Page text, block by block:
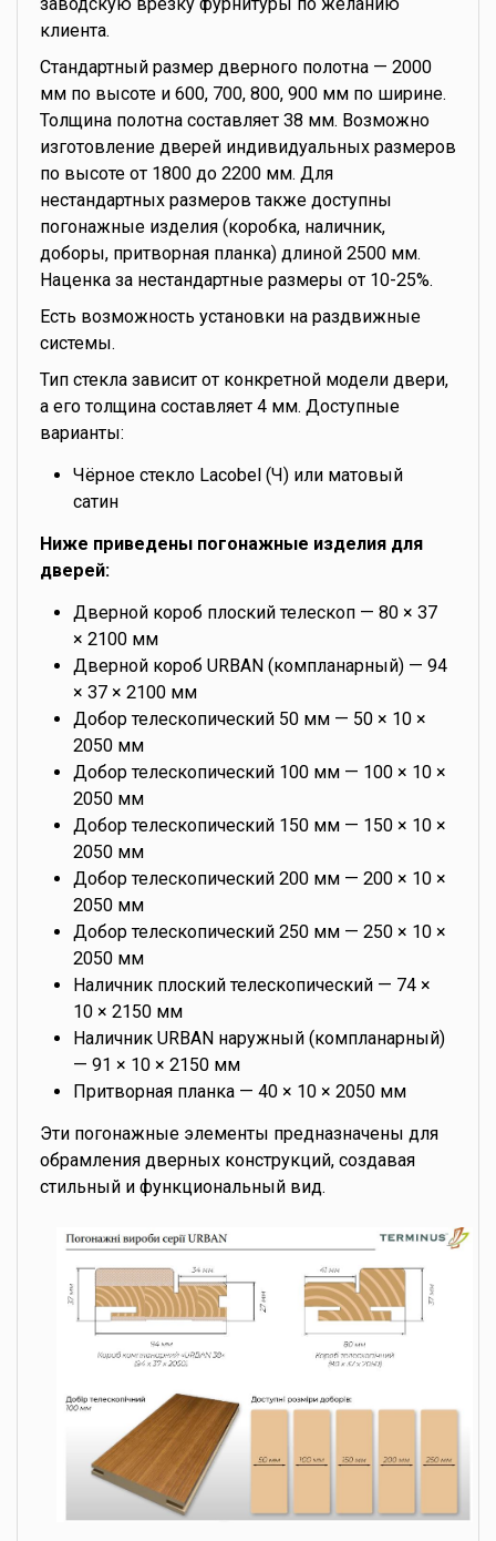
заводскую врезку фурнитуры по желанию
клиента.
Стандартный размер дверного полотна — 2000
мм по высоте и 600, 700, 800, 900 мм по ширине.
Толщина полотна составляет 38 мм. Возможно
изготовление дверей индивидуальных размеров
по высоте от 1800 до 2200 мм. Для
нестандартных размеров также доступны
погонажные изделия (коробка, наличник,
доборы, притворная планка) длиной 2500 мм.
Наценка за нестандартные размеры от 10-25%.
Есть возможность установки на раздвижные
системы.
Тип стекла зависит от конкретной модели двери,
а его толщина составляет 4 мм. Доступные
варианты:
Чёрное стекло Lacobel (Ч) или матовый
сатин
Ниже приведены погонажные изделия для
дверей:
Дверной короб плоский телескоп — 80 × 37
× 2100 мм
Дверной короб URBAN (компланарный) — 94
× 37 × 2100 мм
Добор телескопический 50 мм — 50 × 10 ×
2050 мм
Добор телескопический 100 мм — 100 × 10 ×
2050 мм
Добор телескопический 150 мм — 150 × 10 ×
2050 мм
Добор телескопический 200 мм — 200 × 10 ×
2050 мм
Добор телескопический 250 мм — 250 × 10 ×
2050 мм
Наличник плоский телескопический — 74 ×
10 × 2150 мм
Наличник URBAN наружный (компланарный)
— 91 × 10 × 2150 мм
Притворная планка — 40 × 10 × 2050 мм
Эти погонажные элементы предназначены для
обрамления дверных конструкций, создавая
стильный и функциональный вид.